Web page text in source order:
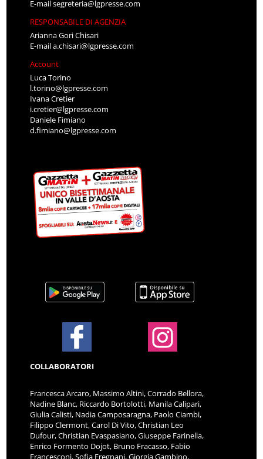
E-mailsegreteria@lgpresse.com
RESPONSABILE DI AGENZIA
Arianna Gori Chisari
E-maila.chisari@lgpresse.com
Account
Luca Torino
l.torino@lgpresse.com
Ivana Cretier
i.cretier@lgpresse.com
Daniele Fimiano
d.fimiano@lgpresse.com
COLLABORATORI
Francesca Arcaro, Massimo Altini, Corrado Bellora,
Nadine Blanc, Riccardo Bortolotti, Manila Calipari,
Giulia Calisti, Nadia Camposaragna, Paolo Ciambi,
Filippo Clermont, Carol Di Vito, Christian Leo
Dufour, Christian Evaspasiano, Giuseppe Farinella,
Enrico Formento Dojot, Bruno Fracasso, Fabio
Francesconi, Sofia Fregnani, Giorgia Gambino,